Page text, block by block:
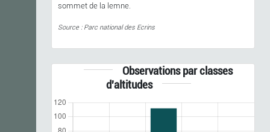
sommet de la lemne.
Source : Parc national des Ecrins
Observations par classes
d'altitudes